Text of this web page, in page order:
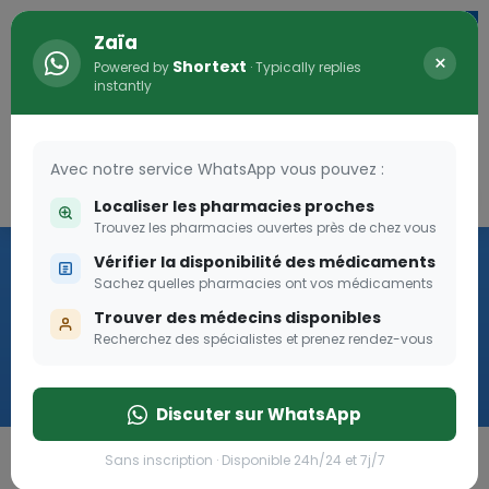
Vaccination
Zaïa
Powered by Shortext · Typically replies
instantly
×
Avec notre service WhatsApp vous pouvez :
Localiser les pharmacies proches
Trouvez les pharmacies ouvertes près de chez vous
Vérifier la disponibilité des médicaments
Sachez quelles pharmacies ont vos médicaments
Trouver des médecins disponibles
Recherchez des spécialistes et prenez rendez-vous
Discuter sur WhatsApp
Sans inscription · Disponible 24h/24 et 7j/7